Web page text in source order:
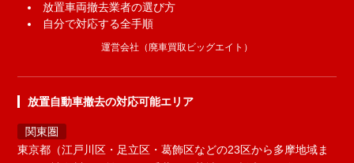
放置車両撤去業者の選び方
自分で対応する全手順
運営会社（廃車買取ビッグエイト）
放置自動車撤去の対応可能エリア
関東圏
東京都（江戸川区・足立区・葛飾区などの23区から多摩地域ま